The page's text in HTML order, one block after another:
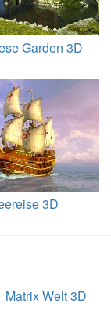
Garden 3D
3D
Matrix Welt 3D